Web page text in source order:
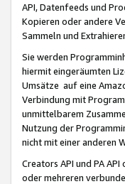
API, Datenfeeds und
Kopieren oder andere
Sammeln und
Sie werden
hiermit eingeräumten
Umsätze auf eine
Verbindung mit
unmittelbarem
Nutzung der
nicht mit einer anderen
Creators API und PA
oder mehreren